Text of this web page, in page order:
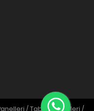
/ Tablet Panelleri /